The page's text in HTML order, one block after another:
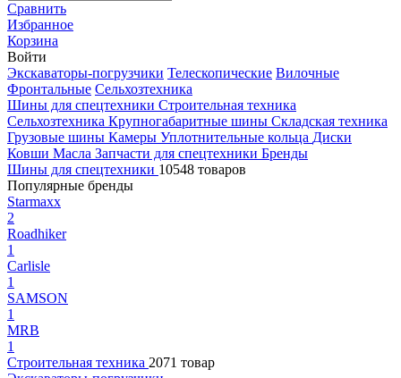
Сравнить
Избранное
Корзина
Войти
Экскаваторы-погрузчики Телескопические Вилочные
Фронтальные Сельхозтехника
Шины для спецтехники Строительная техника
Сельхозтехника Крупногабаритные шины Складская техника
Грузовые шины Камеры Уплотнительные кольца Диски
Ковши Масла Запчасти для спецтехники Бренды
Шины для спецтехники 10548 товаров
Популярные бренды
Starmaxx
2
Roadhiker
1
Carlisle
1
SAMSON
1
MRB
1
Строительная техника 2071 товар